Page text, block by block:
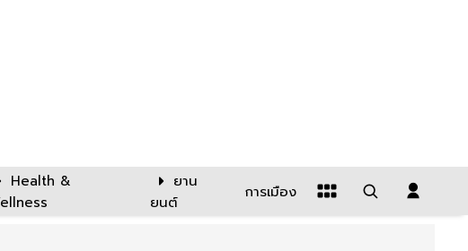
Health &
ยาน
ยนต์
การเมือง